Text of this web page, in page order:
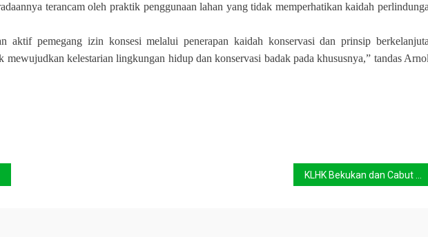
terancam oleh praktik penggunaan lahan yang tidak memperhatikan kaidah
aktif pemegang izin konsesi melalui penerapan kaidah konservasi dan prinsip
mewujudkan kelestarian lingkungan hidup dan konservasi badak pada khususnya,” tandas